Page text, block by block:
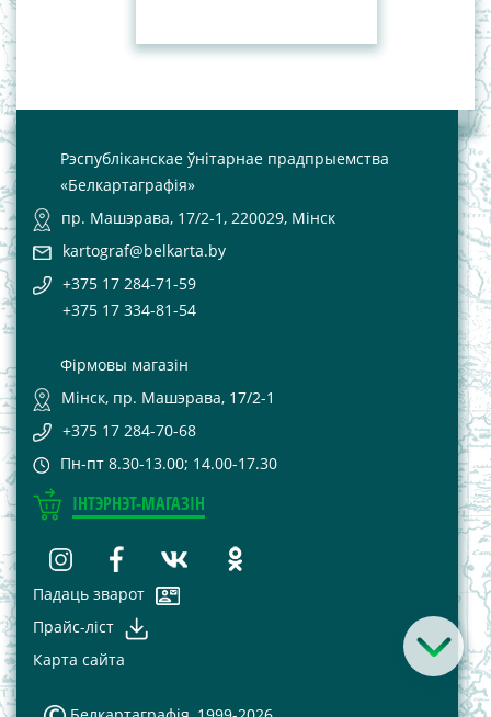
Рэспубліканскае ўнітарнае прадпрыемства
«Белкартаграфія»
пр. Машэрава, 17/2-1, 220029, Мінск
kartograf@belkarta.by
+375 17 284-71-59
+375 17 334-81-54
Фірмовы магазін
Мінск, пр. Машэрава, 17/2-1
+375 17 284-70-68
Пн-пт 8.30-13.00; 14.00-17.30
ІНТЭРНЭТ-МАГАЗІН
Падаць зварот
Прайс-лiст
Карта сайта